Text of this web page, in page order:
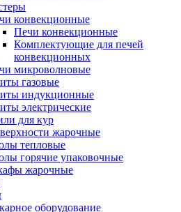
конвекционные
Печи конвекционные
Комплектующие для печей
конвекционных
микроволновые
газовые
индукционные
электрические
для кур
жарочные
тепловые
горячие упаковочные
жарочные
оборудование